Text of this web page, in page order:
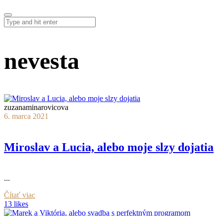
nevesta
zuzanaminarovicova
6. marca 2021
Miroslav a Lucia, alebo moje slzy dojatia
...
Čítať viac
13 likes